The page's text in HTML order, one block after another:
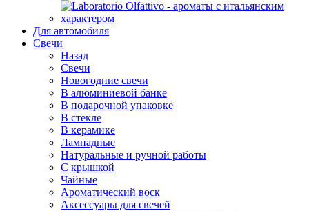
Для автомобиля
Свечи
Назад
Свечи
Новогодние свечи
В алюминиевой банке
В подарочной упаковке
В стекле
В керамике
Лампадные
Натуральные и ручной работы
С крышкой
Чайные
Ароматический воск
Аксессуары для свечей